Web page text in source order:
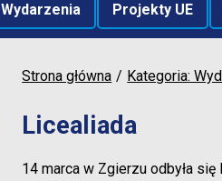
Wydarzenia Projekty UE
Strona główna Kategoria:
Licealiada
14 marca w Zgierzu odbyła